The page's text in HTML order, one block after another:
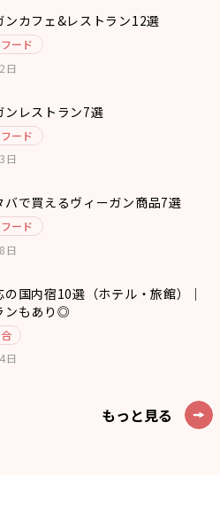
ンカフェ&レストラン12選
ード
日
ンレストラン7選
ード
日
バで買えるヴィーガン商品7選
ード
日
国内宿10選（ホテル・旅館）｜
ンもあり◎
日
もっと見る